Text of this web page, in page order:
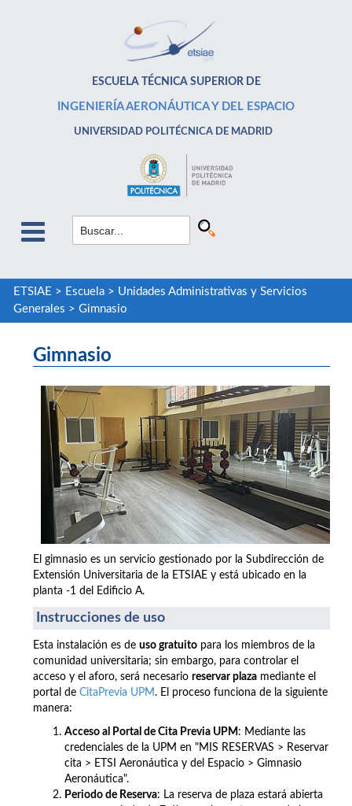
ESCUELA TÉCNICA SUPERIOR DE
INGENIERÍA AERONÁUTICA Y DEL ESPACIO
UNIVERSIDAD POLITÉCNICA DE MADRID
ETSIAE > Escuela> Unidades Administrativas y Servicios
Generales > Gimnasio
Gimnasio
El gimnasio es un servicio gestionado por la Subdirección de
Extensión Universitaria de la ETSIAE y está ubicado en la
planta -1 del Edificio A.
Instrucciones de uso
Esta instalación es de uso gratuito para los miembros de la
comunidad universitaria; sin embargo, para controlar el
acceso y el aforo, será necesario reservar plaza mediante el
portal de CitaPrevia UPM. El proceso funciona de la siguiente
manera:
Acceso al Portal de Cita Previa UPM : Mediante las
credenciales de la UPM en "MIS RESERVAS > Reservar
cita > ETSI Aeronáutica y del Espacio > Gimnasio
Aeronáutica".
Periodo de Reserva: La reserva de plaza estará abierta